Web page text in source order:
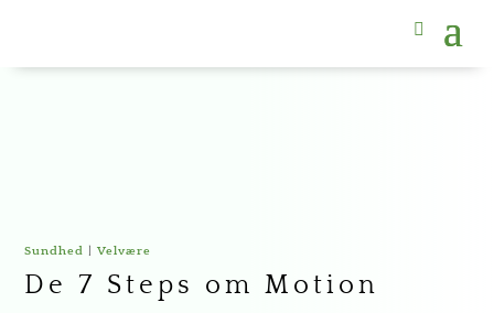
Sundhed |Velvære
De 7 Steps om Motion